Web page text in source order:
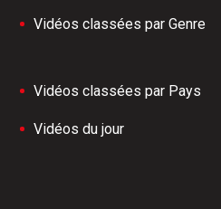
Vidéos classées par Genre
Vidéos classées par Pays
Vidéos du jour